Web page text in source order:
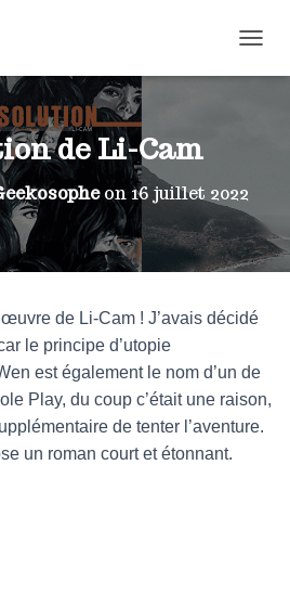
de Li-Cam
on 16 juillet 2022
de Li-Cam ! J’avais décidé
le principe d’utopie
est également le nom d’un de
Play, du coup c’était une raison,
de tenter l’aventure.
un roman court et étonnant.